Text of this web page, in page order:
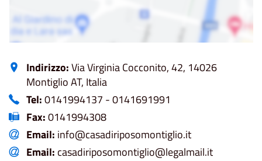
Indirizzo:Via Virginia Cocconito, 42, 14026
Montiglio AT, Italia
Tel:0141994137 - 0141691991
Fax:0141994308
Email: info@casadiriposomontiglio.it
Email: casadiriposomontiglio@legalmail.it